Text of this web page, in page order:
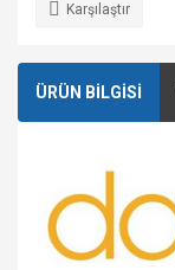
Karşılaştır
ÜRÜN BİLGİSİ